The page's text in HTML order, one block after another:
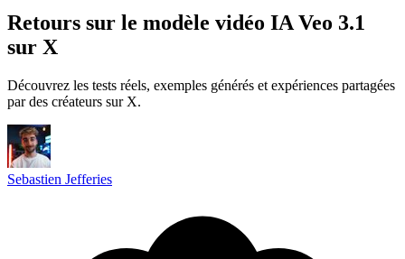
Retours sur le modèle vidéo IA Veo 3.1
sur X
Découvrez les tests réels, exemples générés et expériences partagées
par des créateurs sur X.
Sebastien Jefferies